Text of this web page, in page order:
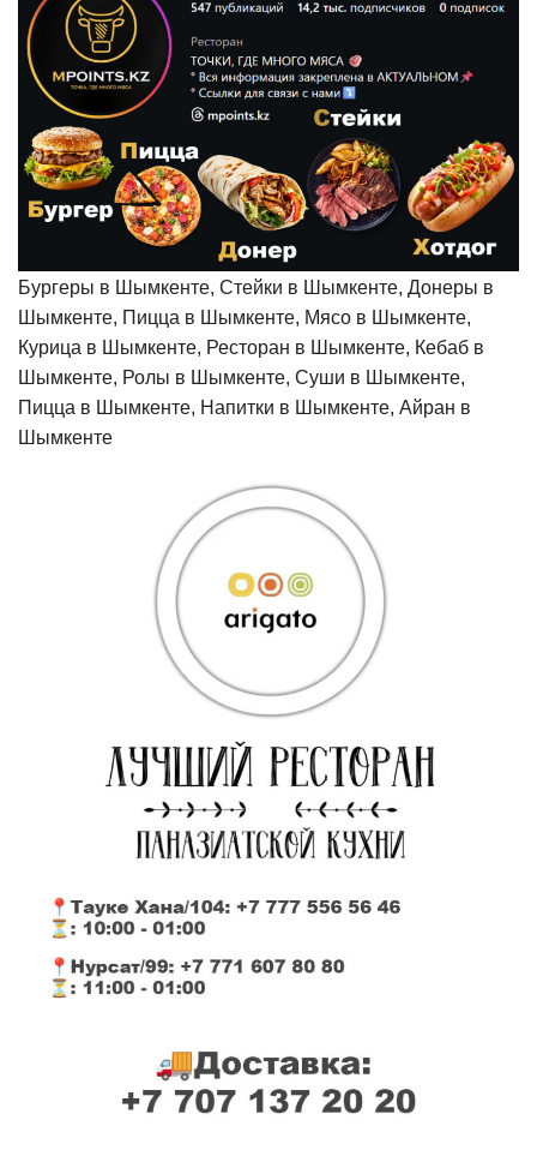
Бургеры в Шымкенте, Стейки в Шымкенте, Донеры в
Шымкенте, Пицца в Шымкенте, Мясо в Шымкенте,
Курица в Шымкенте, Ресторан в Шымкенте, Кебаб в
Шымкенте, Ролы в Шымкенте, Суши в Шымкенте,
Пицца в Шымкенте, Напитки в Шымкенте, Айран в
Шымкенте